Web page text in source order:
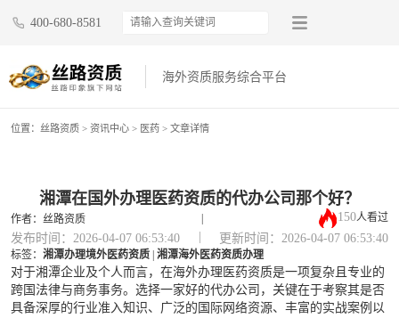
400-680-8581
海外资质服务综合平台
位置： 丝路资质 > 资讯中心 > 医药 > 文章详情
湘潭在国外办理医药资质的代办公司那个好？
作者：丝路资质 | 150人看过
发布时间：2026-04-07 06:53:40 更新时间：2026-04-07 06:53:40
标签： 湘潭办理境外医药资质 湘潭海外医药资质办理
对于湘潭企业及个人而言，在海外办理医药资质是一项复杂且专业的
跨国法律与商务事务。选择一家好的代办公司，关键在于考察其是否
具备深厚的行业准入知识、广泛的国际网络资源、丰富的实战案例以